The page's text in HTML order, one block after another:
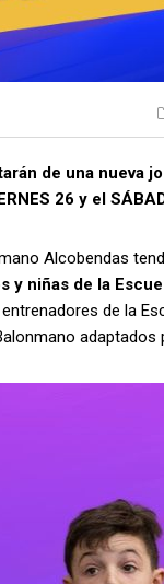
de una nueva
26 y el
Alcobendas
y niñas de la
de la
adaptados